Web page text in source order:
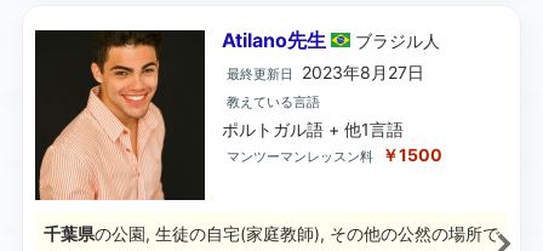
Atilano先生 ブラジル人
最終更新日 2023年8月27日
教えている言語
ポルトガル語 + 他1言語
マンツーマンレッスン料 ￥1500
千葉県の公園, 生徒の自宅(家庭教師), その他の公然の場所で